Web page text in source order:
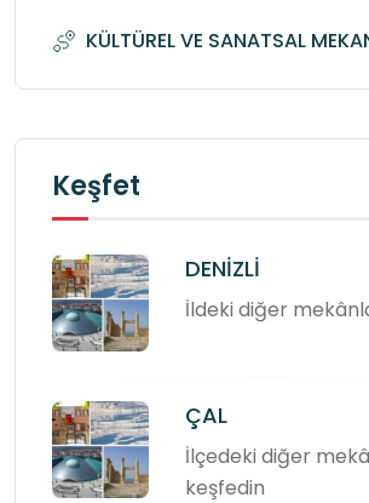
KÜLTÜREL VE SANATSAL
Keşfet
DENİZLİ
İldeki diğer
ÇAL
İlçedeki diğer
keşfedin